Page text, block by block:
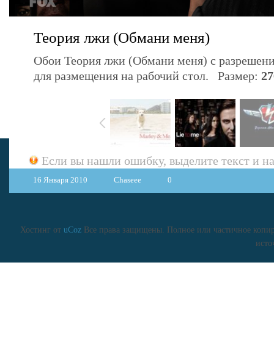
Теория лжи (Обмани меня)
Обои Теория лжи (Обмани меня) с
для размещения на рабочий стол. Размер:
Если вы нашли ошибку, выделите текст и
16 Января 2010 Chaseee 0
Хостинг от uCozВсе права защищены. Полное или частичное